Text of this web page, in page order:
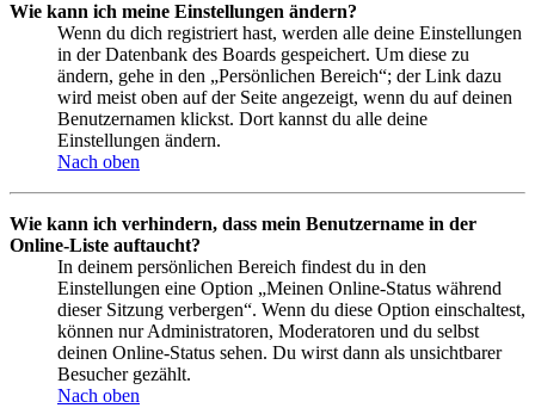
Wie kann ich meine Einstellungen ändern?
Wenn du dich registriert hast, werden alle deine Einstellungen
in der Datenbank des Boards gespeichert. Um diese zu
ändern, gehe in den „Persönlichen Bereich“; der Link dazu
wird meist oben auf der Seite angezeigt, wenn du auf deinen
Benutzernamen klickst. Dort kannst du alle deine
Einstellungen ändern.
Nach oben
Wie kann ich verhindern, dass mein Benutzername in der
Online-Liste auftaucht?
In deinem persönlichen Bereich findest du in den
Einstellungen eine Option „Meinen Online-Status während
dieser Sitzung verbergen“. Wenn du diese Option einschaltest,
können nur Administratoren, Moderatoren und du selbst
deinen Online-Status sehen. Du wirst dann als unsichtbarer
Besucher gezählt.
Nach oben